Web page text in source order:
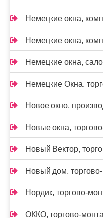
Немецкие окна,
Немецкие окна,
Немецкие окна,
Немецкие Окна,
Новое окно,
Новые окна,
Новый Вектор,
Новый дом,
Нордик, торгово-
ОККО, торгово-